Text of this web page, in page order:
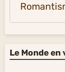
Le Monde en